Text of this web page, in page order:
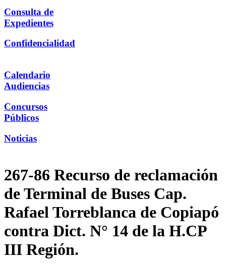
Consulta de
Expedientes
Confidencialidad
Calendario
Audiencias
Concursos
Públicos
Noticias
267-86 Recurso de reclamación
de Terminal de Buses Cap.
Rafael Torreblanca de Copiapó
contra Dict. N° 14 de la H.CP
III Región.